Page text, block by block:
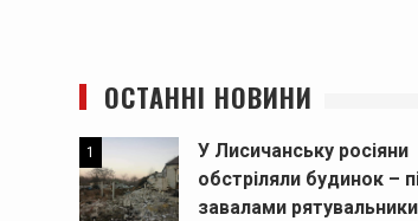
ОСТАННІ НОВИНИ
1
У Лисичанську росіяни
обстріляли будинок –
завалами рятувальники